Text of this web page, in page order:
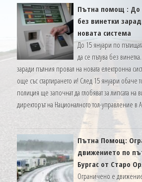
Пътна помощ : До
без винетки
новата система
До 15 януари по
да се пътува без
заради пълния провал на новата електронна
още със стартирането и! След 15 януари обаче
полиция ще започнат да глобяват за липсата на
директорът на Националното тол-управление в
Пътна Помощ:
движението по
Бургас от Старо
Ограничено е